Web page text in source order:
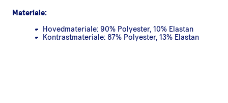
Materiale:
Hovedmateriale: 90% Polyester, 10% Elastan
Kontrastmateriale: 87% Polyester, 13% Elastan